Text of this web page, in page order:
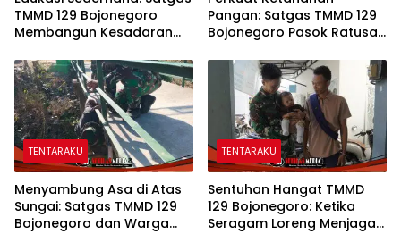
TMMD 129 Bojonegoro
Membangun Kesadaran
Lingkungan di Kesongo
Pangan: Satgas TMMD 129
Bojonegoro Pasok Ratusan
Kesongo
TENTARAKU
Menyambung Asa di Atas
Sungai: Satgas TMMD 129
Bojonegoro dan Warga
TENTARAKU
Sentuhan Hangat TMMD
129 Bojonegoro: Ketika
Seragam Loreng Menjaga